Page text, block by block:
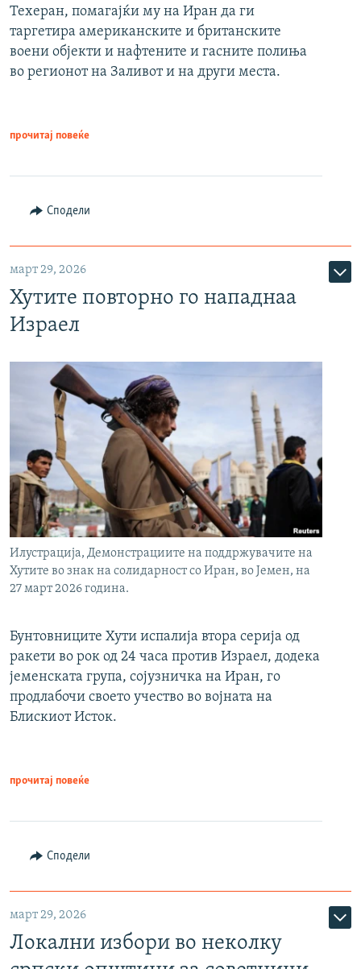
Техеран, помагајќи му на Иран да ги
таргетира американските и британските
воени објекти и нафтените и гасните полиња
во регионот на Заливот и на други места.
прочитај повеќе
Сподели
март 29, 2026
Хутите повторно го нападнаа
Израел
Илустрација, Демонстрациите на поддржувачите на
Хутите во знак на солидарност со Иран, во Јемен, на
27 март 2026 година.
Бунтовниците Хути испалија втора серија од
ракети во рок од 24 часа против Израел, додека
јеменската група, сојузничка на Иран, го
продлабочи своето учество во војната на
Блискиот Исток.
прочитај повеќе
Сподели
март 29, 2026
Локални избори во неколку